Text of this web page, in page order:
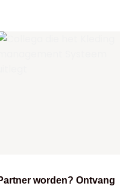
worden? Ontvang